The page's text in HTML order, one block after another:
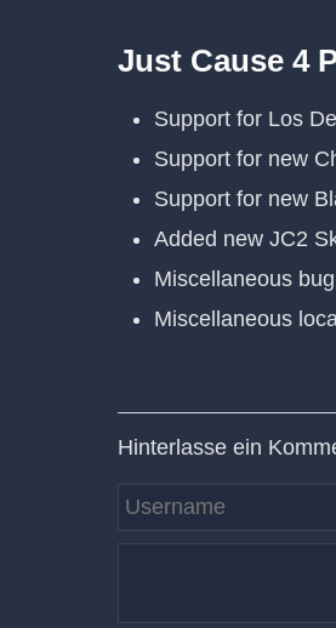
Just Cause 4
Support for Los
Support for new
Support for new
Added new JC2
Miscellaneous
Miscellaneous
Hinterlasse ein